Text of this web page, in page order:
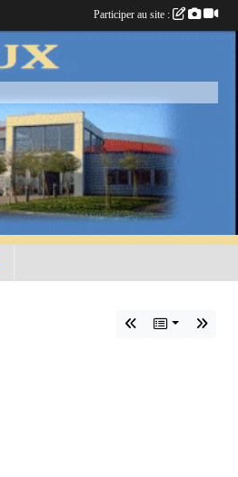
Participer au site :